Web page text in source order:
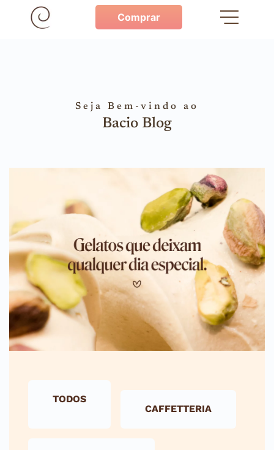
Comprar
Seja Bem-vindo ao
Bacio Blog
TODOS
CAFFETTERIA